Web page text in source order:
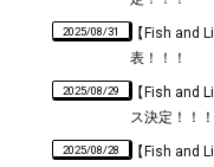
2025/08/31
【Fish and
表！！！
2025/08/29
【Fish and
ス決定！！！
2025/08/28 【Fish and